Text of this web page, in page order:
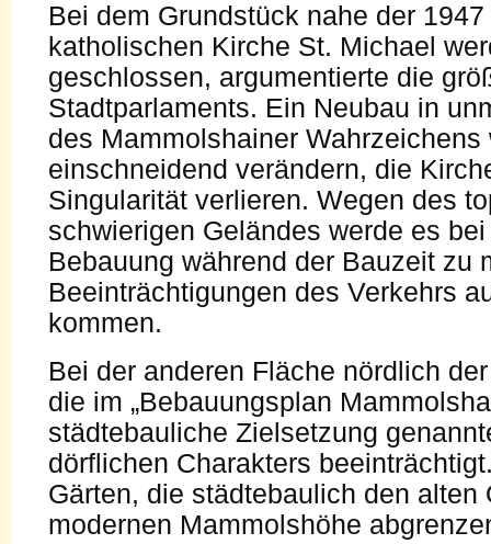
Bei dem Grundstück nahe der
katholischen Kirche St. Michael
geschlossen, argumentierte die
Stadtparlaments. Ein Neubau in
des Mammolshainer
einschneidend verändern, die
Singularität verlieren. Wegen des
schwierigen Geländes werde es
Bebauung während der Bauzeit zu
Beeinträchtigungen des Verkehrs
kommen.
Bei der anderen Fläche nördlich
die im „Bebauungsplan
städtebauliche Zielsetzung
dörflichen Charakters
Gärten, die städtebaulich den alten
modernen Mammolshöhe